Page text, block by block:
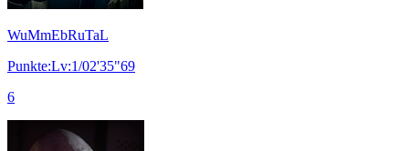
WuMmEbRuTaL
Punkte:Lv:1/02'35"69
6